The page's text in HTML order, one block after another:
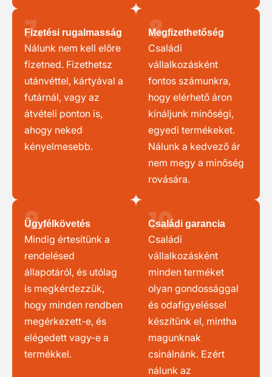
7.
Fizetési rugalmasság
Nálunk nem kell előre
fizetned. Fizethetsz
utánvéttel, kártyával a
futárnál, vagy az
átvételi ponton is,
ahogy neked
kényelmesebb.
8.
Megfizethetőség
Családi
vállalkozásként
fontos számunkra,
hogy elérhető áron
kínáljunk minőségi,
egyedi termékeket.
Nálunk a kedvező ár
nem megy a minőség
rovására.
9.
Ügyfélkövetés
Mindig értesítünk a
rendelésed
állapotáról, és utólag
is megkérdezzük,
hogy minden rendben
megérkezett-e, és
elégedett vagy-e a
termékkel.
10.
Családi garancia
Családi
vállalkozásként
minden terméket
olyan gondossággal
és odafigyeléssel
készítünk el, mintha
magunknak
csinálnánk. Ezért
nálunk az